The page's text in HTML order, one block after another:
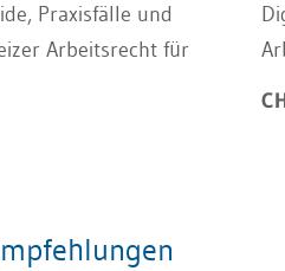
Praxisfälle und
Arbeitsrecht für